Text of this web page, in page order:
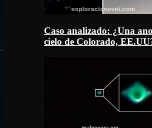
Caso analizado: ¿Una
cielo de Colorado,